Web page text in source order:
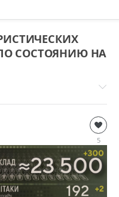
СОСТОЯНИЮ НА
5